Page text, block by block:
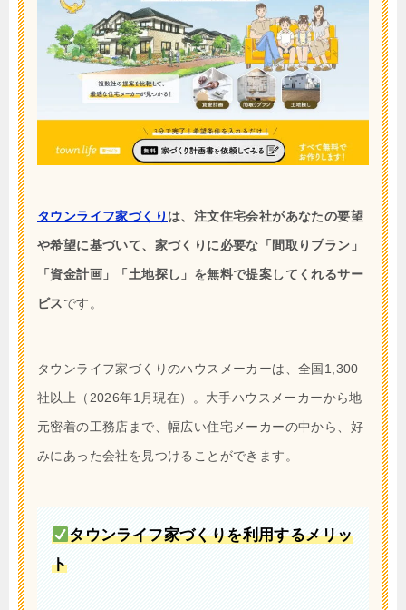
タウンライフ家づくり は、注文住宅会社があなたの要望
や希望に基づいて、家づくりに必要な「間取りプラン」
「資金計画」「土地探し」を無料で提案してくれるサー
ビスです。
タウンライフ家づくりのハウスメーカーは、全国1,300
社以上（2026年1月現在）。大手ハウスメーカーから地
元密着の工務店まで、幅広い住宅メーカーの中から、好
みにあった会社を見つけることができます。
タウンライフ家づくりを利用するメリッ
ト